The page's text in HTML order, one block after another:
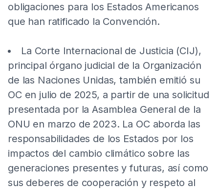
obligaciones para los Estados Americanos
que han ratificado la Convención.
La Corte Internacional de Justicia (CIJ),
principal órgano judicial de la Organización
de las Naciones Unidas, también emitió su
OC en julio de 2025, a partir de una solicitud
presentada por la Asamblea General de la
ONU en marzo de 2023. La OC aborda las
responsabilidades de los Estados por los
impactos del cambio climático sobre las
generaciones presentes y futuras, así como
sus deberes de cooperación y respeto al